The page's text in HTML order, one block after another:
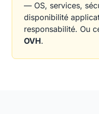
— OS, services,
disponibilité
responsabilité. Ou
OVH.